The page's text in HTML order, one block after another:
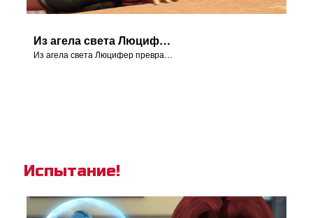
Из агела света Люцифер превращается в дьявола.
Из агела света Люцифер превращается в дьявола.
Испытание!